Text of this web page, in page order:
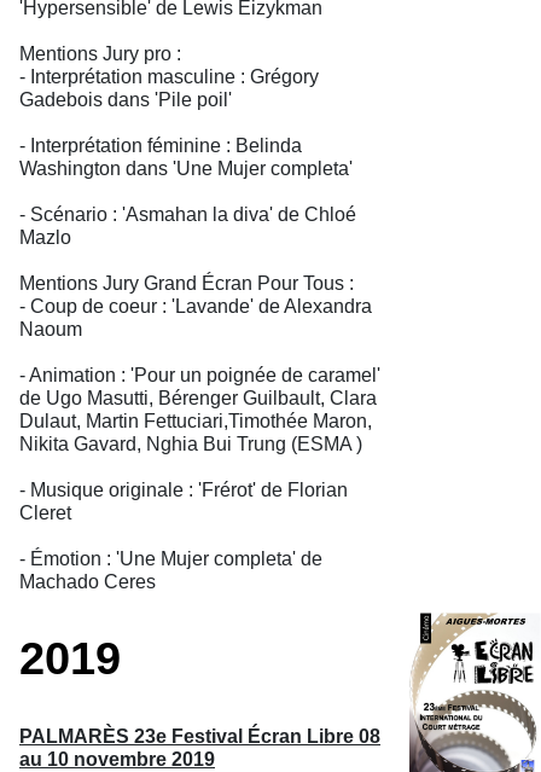
'Hypersensible' de Lewis Eizykman
Mentions Jury pro :
- Interprétation masculine : Grégory
Gadebois dans 'Pile poil'
- Interprétation féminine : Belinda
Washington dans 'Une Mujer completa'
- Scénario : 'Asmahan la diva' de Chloé
Mazlo
Mentions Jury Grand Écran Pour Tous :
- Coup de coeur : 'Lavande' de Alexandra
Naoum
- Animation : 'Pour un poignée de caramel'
de Ugo Masutti, Bérenger Guilbault, Clara
Dulaut, Martin Fettuciari,Timothée Maron,
Nikita Gavard, Nghia Bui Trung (ESMA )
- Musique originale : 'Frérot' de Florian
Cleret
- Émotion : 'Une Mujer completa' de
Machado Ceres
2019
PALMARÈS 23e Festival Écran Libre 08
au 10 novembre 2019